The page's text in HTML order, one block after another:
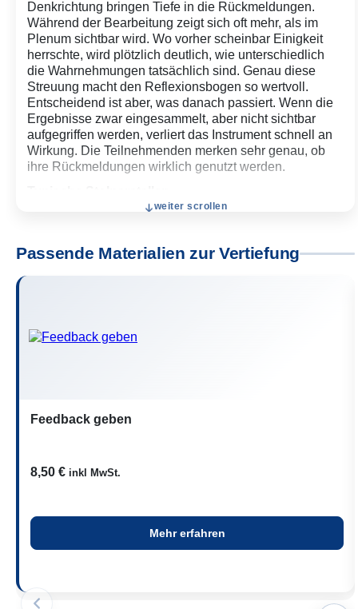
Denkrichtung bringen Tiefe in die Rückmeldungen.
Während der Bearbeitung zeigt sich oft mehr, als im
Plenum sichtbar wird. Wo vorher scheinbar Einigkeit
herrschte, wird plötzlich deutlich, wie unterschiedlich
die Wahrnehmungen tatsächlich sind. Genau diese
Streuung macht den Reflexionsbogen so wertvoll.
Entscheidend ist aber, was danach passiert. Wenn die
Ergebnisse zwar eingesammelt, aber nicht sichtbar
aufgegriffen werden, verliert das Instrument schnell an
Wirkung. Die Teilnehmenden merken sehr genau, ob
ihre Rückmeldungen wirklich genutzt werden.
allgemeine Formulierungen bringen wenig Erkenntnis.
Wenn die Ergebnisse nicht erkennbar weiterverarbeitet
In sehr kurzen Formaten oder stark aktivierenden
weiter scrollen
Passende Materialien zur Vertiefung
Feedback geben
8,50 € inkl MwSt.
Mehr erfahren